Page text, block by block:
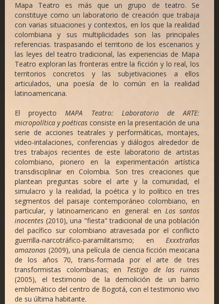
Mapa Teatro es más que un grupo de teatro. Se
constituye como un laboratorio de creación que trabaja
con varias situaciones y contextos, en los que la realidad
colombiana y sus multiplicidades son las principales
referencias. traspasando el territorio de los escenarios y
las leyes del teatro tradicional, las experiencias de Mapa
Teatro exploran las fronteras entre la ficción y lo real, los
territorios concretos y las subjetivaciones a ellos
articulados, una poesía de lo común en la realidad
latinoamericana.
El proyectoMAPA Teatro: Laboratorio de ARTE:
micropolítica y poéticas consiste en la presentación de una
serie de acciones teatrales y performáticas, montajes,
video-intalaciones, conferencias y diálogos alrededor de
tres trabajos recientes de este laboratorio de artistas
colombiano, pionero en la experimentación artística
transdisciplinar en Colombia. Son tres creaciones que
plantean preguntas sobre el arte y la comunidad, el
simulacro y la realidad, la poética y lo político en tres
segmentos del paisaje contemporáneo colombiano, en
particular, y latinoamericano en general: en Los santos
inocentes (2010), una "fiesta" tradicional de una población
del pacífico sur colombiano atravesada por el conflicto
guerrilla-narcotráfico-paramilitarismo; en Exxxtrañas
amazonas (2009), una película de ciencia ficción mexicana
de los años 70, trans-formada por el arte de tres
transformistas colombianas; en Testigo de las ruinas
(2005), el testimonio de la demolición de un barrio
emblemático del centro de Bogotá, con el testimonio vivo
de su última habitante.